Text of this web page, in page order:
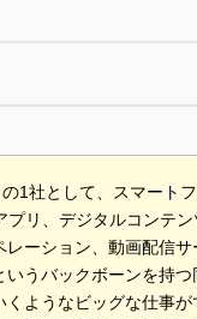
1社として、スマート
リ、デジタルコンテ
ーション、動画配信
うバックボーンを持
ようなビッグな仕事